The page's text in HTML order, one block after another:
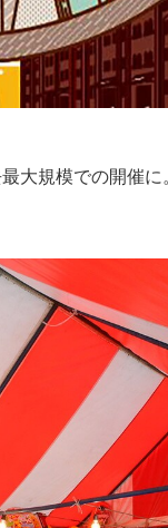
大規模での開催